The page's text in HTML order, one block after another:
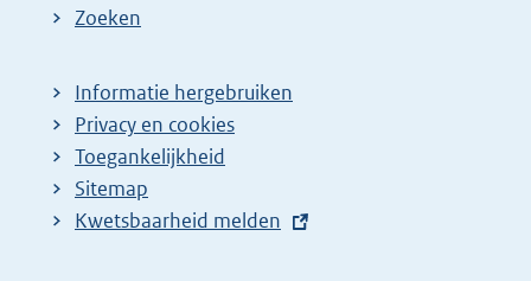
Zoeken
Informatie hergebruiken
Privacy en cookies
Toegankelijkheid
Sitemap
E
Kwetsbaarheid melden